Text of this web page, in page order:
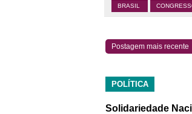
BRASIL
Postagem mais recente
POLÍTICA
Solidariedade